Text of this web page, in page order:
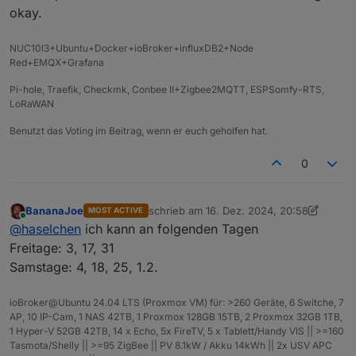
@martinschm ?
gerade erst gesehen , was bewog Dich für einen
Downvote im ersten Post
okay.
NUC10I3+Ubuntu+Docker+ioBroker+influxDB2+Node
Red+EMQX+Grafana
Pi-hole, Traefik, Checkmk, Conbee II+Zigbee2MQTT, ESPSomfy-RTS,
LoRaWAN
Benutzt das Voting im Beitrag, wenn er euch geholfen hat.
0
Online
BananaJoe MOST ACTIVE schrieb am 16. Dez. 2024, 20:58
zuletzt editiert von BananaJoe
@haselchen ich kann an folgenden Tagen
Freitage: 3, 17, 31
Samstage: 4, 18, 25, 1.2.
ioBroker@Ubuntu 24.04 LTS (Proxmox VM) für: >260 Geräte, 6 Switche, 7
AP, 10 IP-Cam, 1 NAS 42TB, 1 Proxmox 128GB 15TB, 2 Proxmox 32GB 1TB,
1 Hyper-V 52GB 42TB, 14 x Echo, 5x FireTV, 5 x Tablett/Handy VIS || >=160
Tasmota/Shelly || >=95 ZigBee || PV 8.1kW / Akku 14kWh || 2x USV APC